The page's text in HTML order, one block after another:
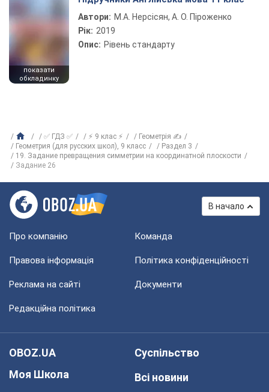
показати
обкладинку
Автори: М.А. Нерсісян, А. О. Піроженко
Рік: 2019
Опис: Рівень стандарту
✅ ГДЗ ✅ ⚡ 9 клас ⚡
Геометрія ✍
Геометрия (для русских школ), 9 класс
Раздел 3
19. Задание превращения симметрии на координатной плоскости
Задание 26
В начало
Про компанію Команда
Правова інформація Політика конфіденційності
Реклама на сайті Документи
Редакційна політика
OBOZ.UA
Моя Школа
Суспільство
Всі новини